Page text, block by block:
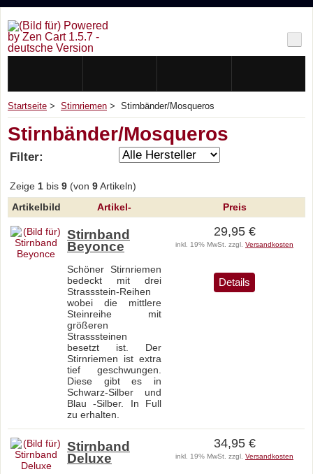
Startseite > Stirnriemen > Stirnbänder/Mosqueros
Stirnbänder/Mosqueros
Filter:
Zeige 1 bis 9 (von 9Artikeln)
Artikelbild
Artikel- Preis
Stirnband
Beyonce
Schöner Stirnriemen
bedeckt mit drei
Strassstein-Reihen
wobei die mittlere
Steinreihe mit
größeren
Strasssteinen
besetzt ist. Der
Stirnriemen ist extra
tief geschwungen.
Diese gibt es in
Schwarz-Silber und
Blau -Silber. In Full
zu erhalten.
29,95 €
inkl. 19% MwSt. zzgl. Versandkosten
Details
Stirnband
Deluxe
34,95 €
inkl. 19% MwSt. zzgl. Versandkosten